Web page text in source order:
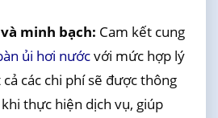
minh bạch: Cam kết cung
ủi hơi nướcvới mức hợp lý
các chi phí sẽ được thông
thực hiện dịch vụ, giúp